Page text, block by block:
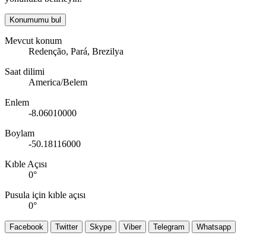
Konumumu bul
Mevcut konum
Redenção, Pará, Brezilya
Saat dilimi
America/Belem
Enlem
-8.06010000
Boylam
-50.18116000
Kıble Açısı
0°
Pusula için kıble açısı
0°
Facebook Twitter Skype Viber Telegram Whatsapp